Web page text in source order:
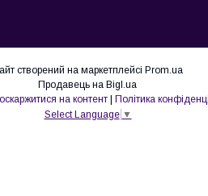
створений на маркетплейсі Prom.ua
Продавець на Bigl.ua
на контент
Політика
Select Language ▼